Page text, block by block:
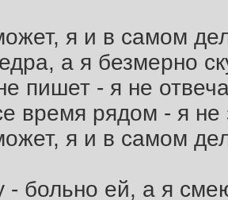
я и в самом
а я безмерно
пишет - я не
время рядом - я
я и в самом
- больно ей, а я